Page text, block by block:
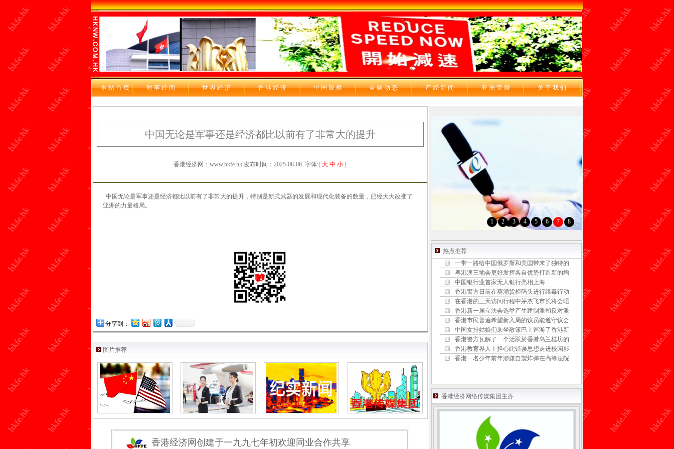
本站首页 时 事 经 闻 世 界 经 济 香 港 经 济 中 国 观 察 金 融 动 态 产 经 新 闻 亚 洲 荣 耀 关 于 我 们
中国无论是军事还是经济都比以前有了非常大的提升
香港经济网：www.hkfe.hk 发布时间：2025-08-06 字体:[ 大 中 小 ]
中国无论是军事还是经济都比以前有了非常大的提升，特别是新式武器的发展和现代化装备的数量，已经大大改变了
亚洲的力量格局。
分享到：
图片推荐
香港经济网创建于一九九七年初欢迎同业合作共享
1 2 3 4 5 6 7 8
热点推荐
一带一路给中国俄罗斯和美国带来了独特的
粤港澳三地会更好发挥各自优势打造新的增
中国银行业首家无人银行亮相上海
香港警方日前在葵涌货柜码头进行缉毒行动
在香港的三天访问行程中茅杰飞市长将会晤
香港新一届立法会选举产生建制派和反对派
香港市民普遍希望新入局的议员能遵守议会
中国女排姑娘们乘坐敞篷巴士巡游了香港新
香港警方瓦解了一个活跃於香港岛兰桂坊的
香港教育界人士担心此错误思想走进校园影
香港一名少年前年涉嫌自製炸弹在高等法院
香港经济网络传媒集团主办